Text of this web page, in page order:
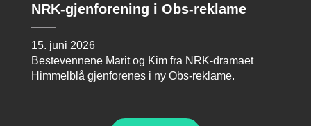
NRK-gjenforening i Obs-reklame
15. juni 2026
Bestevennene Marit og Kim fra NRK-dramaet
Himmelblå gjenforenes i ny Obs-reklame.